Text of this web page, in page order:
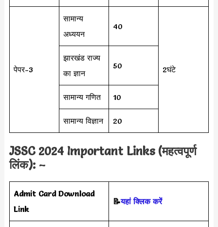
पेपर-3
सामान्य
अध्ययन
40
2घंटे
झारखंड राज्य
का ज्ञान
50
सामान्य गणित 10
सामान्य विज्ञान 20
JSSC 2024 Important Links (महत्वपूर्ण
लिंक): –
Admit Card Download
Link
📝यहां क्लिक करें